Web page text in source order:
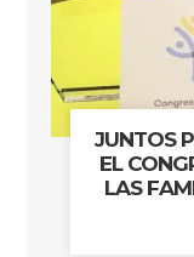
JUNTOS
EL
LAS